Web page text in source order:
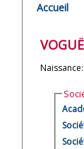
Accueil
VOGUË